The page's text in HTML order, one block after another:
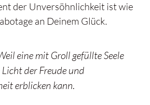
der Unversöhnlichkeit ist wie
an Deinem Glück.
eine mit Groll gefüllte Seele
der Freude und
erblicken kann.